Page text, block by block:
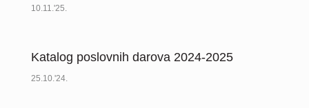
10.11.'25.
Katalog poslovnih darova 2024-2025
25.10.'24.